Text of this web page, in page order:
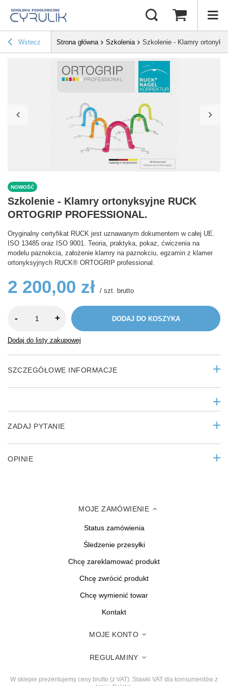
Wstecz Strona główna Szkolenia Szkolenie - Klamry
NOWOŚĆ
Szkolenie - Klamry ortonyksyjne RUCK
ORTOGRIP PROFESSIONAL.
Oryginalny certyfikat RUCK jest uznawanym dokumentem w całej UE.
ISO 13485 oraz ISO 9001. Teoria, praktyka, pokaz, ćwiczenia na
modelu paznokcia, założenie klamry na paznokciu, egzamin z klamer
ortonyksyjnych RUCK® ORTOGRIP professional.
2 200,00 zł / szt. brutto
- + DODAJ DO KOSZYKA
Dodaj do listy zakupowej
SZCZEGÓŁOWE INFORMACJE
ZADAJ PYTANIE
OPINIE
MOJE ZAMÓWIENIE
Status zamówienia
Śledzenie przesyłki
Chcę zareklamować produkt
Chcę zwrócić produkt
Chcę wymienić towar
Kontakt
MOJE KONTO
REGULAMINY
W sklepie prezentujemy ceny brutto (z VAT). Stawki VAT dla konsumentów z